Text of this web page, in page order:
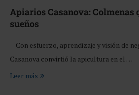
Apiarios Casanova: Colmenas
sueños
Con esfuerzo, aprendizaje y visión de
Casanova convirtió la apicultura en el …
Leer más